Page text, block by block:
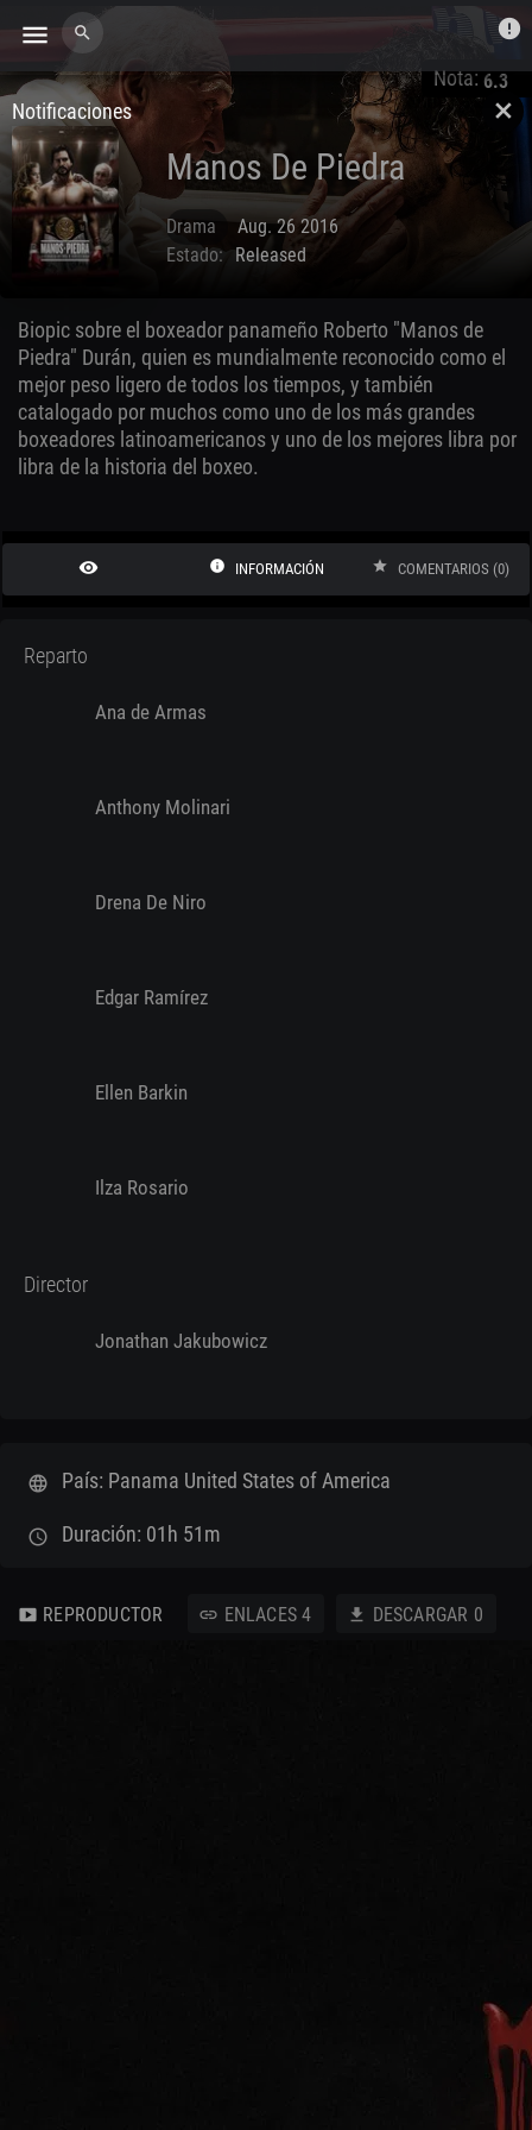
menu search error
close
Notificaciones
Nota:6.3
Manos De Piedra
Drama
Aug. 26 2016
Estado:
Released
Biopic sobre el boxeador panameño Roberto "Manos de
Piedra" Durán, quien es mundialmente reconocido como el
mejor peso ligero de todos los tiempos, y también
catalogado por muchos como uno de los más grandes
boxeadores latinoamericanos y uno de los mejores libra por
libra de la historia del boxeo.
remove_red_eye info INFORMACIÓN star COMENTARIOS (0)
Reparto
Ana de Armas
Anthony Molinari
Drena De Niro
Edgar Ramírez
Ellen Barkin
Ilza Rosario
Director
Jonathan Jakubowicz
language País: Panama United States of America
schedule Duración: 01h 51m
smart_display REPRODUCTOR link ENLACES4 download DESCARGAR 0